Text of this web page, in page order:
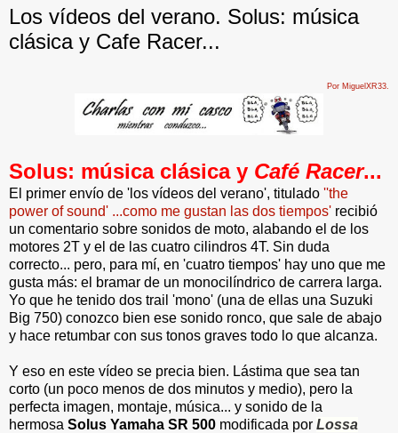
Los vídeos del verano. Solus: música
clásica y Cafe Racer...
Por MiguelXR33.
Solus: música clásica y Café Racer...
El primer envío de 'los vídeos del verano', titulado ''the
power of sound' ...como me gustan las dos tiempos' recibió
un comentario sobre sonidos de moto, alabando el de los
motores 2T y el de las cuatro cilindros 4T. Sin duda
correcto... pero, para mí, en 'cuatro tiempos' hay uno que me
gusta más: el bramar de un monocilíndrico de carrera larga.
Yo que he tenido dos trail 'mono' (una de ellas una Suzuki
Big 750) conozco bien ese sonido ronco, que sale de abajo
y hace retumbar con sus tonos graves todo lo que alcanza.
Y eso en este vídeo se precia bien. Lástima que sea tan
corto (un poco menos de dos minutos y medio), pero la
perfecta imagen, montaje, música... y sonido de la
hermosa Solus Yamaha SR 500 modificada por Lossa